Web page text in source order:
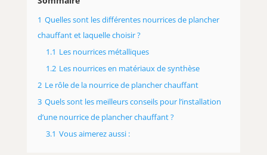
1 Quelles sont les différentes nourrices de plancher
chauffant et laquelle choisir ?
1.1 Les nourrices métalliques
1.2 Les nourrices en matériaux de synthèse
2 Le rôle de la nourrice de plancher chauffant
3 Quels sont les meilleurs conseils pour l’installation
d’une nourrice de plancher chauffant ?
3.1 Vous aimerez aussi :